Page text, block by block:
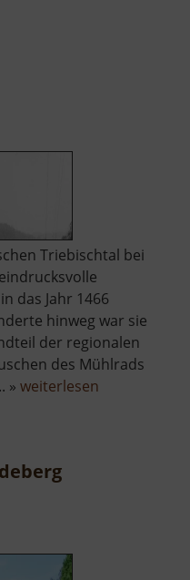
Triebischtal bei
das Jahr 1466
hinweg war sie
der regionalen
des Mühlrads
» weiterlesen